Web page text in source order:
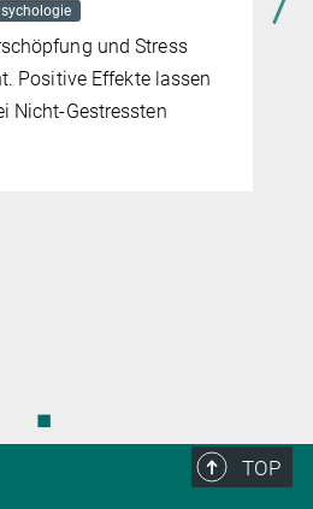
und Stress
Positive Effekte lassen
Nicht-Gestressten
◼
TOP